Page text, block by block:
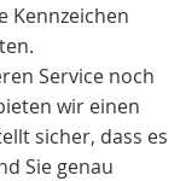
Kennzeichen
Service noch
wir einen
sicher, dass es
Sie genau